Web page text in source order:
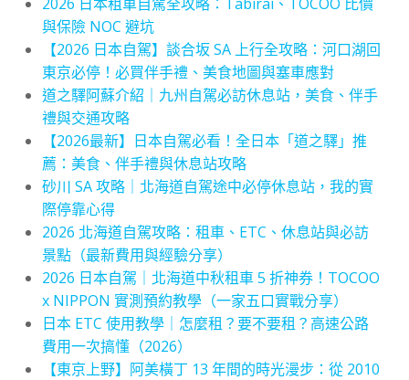
與保險 NOC 避坑
【2026 日本自駕】談合坂 SA 上行全攻略：河口湖回
東京必停！必買伴手禮、美食地圖與塞車應對
道之驛阿蘇介紹｜九州自駕必訪休息站，美食、伴手
禮與交通攻略
【2026最新】日本自駕必看！全日本「道之驛」推
薦：美食、伴手禮與休息站攻略
砂川 SA 攻略｜北海道自駕途中必停休息站，我的實
際停靠心得
2026 北海道自駕攻略：租車、ETC、休息站與必訪
景點（最新費用與經驗分享）
2026 日本自駕｜北海道中秋租車 5 折神券！TOCOO
x NIPPON 實測預約教學（一家五口實戰分享）
日本 ETC 使用教學｜怎麼租？要不要租？高速公路
費用一次搞懂（2026）
【東京上野】阿美橫丁 13 年間的時光漫步：從 2010